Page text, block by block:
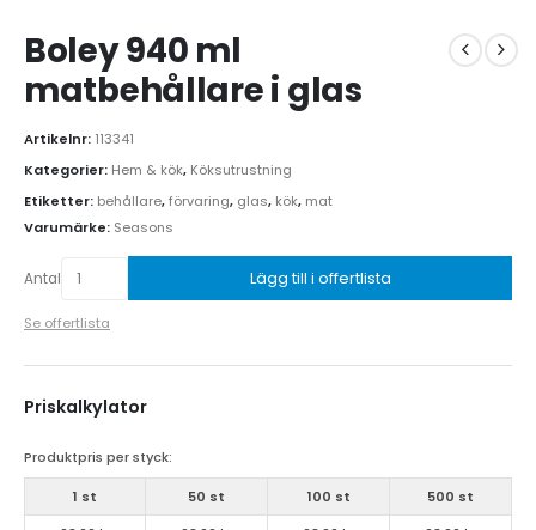
Boley 940 ml
matbehållare i glas
Artikelnr: 113341
Kategorier: Hem & kök, Köksutrustning
Etiketter: behållare,förvaring, glas, kök, mat
Varumärke: Seasons
Antal Lägg till i offertlista
Se offertlista
Priskalkylator
Produktpris per styck:
1 st 50 st 100 st
500 st